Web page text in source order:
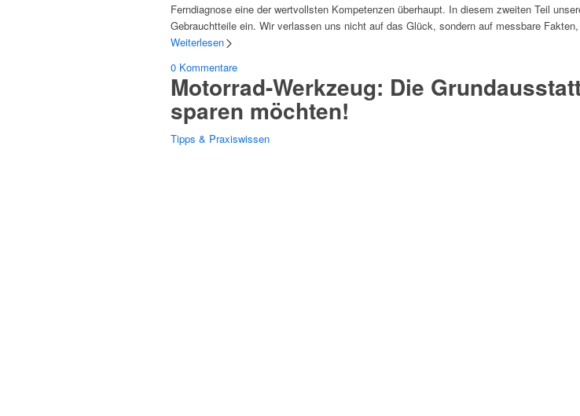
Ferndiagnose eine der wertvollsten Kompetenzen überhaupt. In diesem zweiten Teil
Gebrauchtteile ein. Wir verlassen uns nicht auf das Glück, sondern auf messbare
Weiterlesen
0 Kommentare
Motorrad-Werkzeug: Die
sparen möchten!
Tipps & Praxiswissen